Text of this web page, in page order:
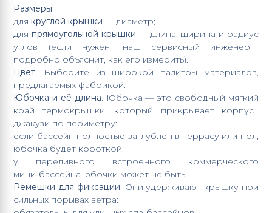
Размеры:
для круглой крышки — диаметр;
для прямоугольной крышки — длина, ширина и радиус
углов (если нужен, наш сервисный инженер
подробно объяснит, как его измерить).
Цвет. Выберите из широкой палитры материалов,
предлагаемых фабрикой.
Юбочка и её длина. Юбочка — это свободный мягкий
край термокрышки, который прикрываеткорпус
джакузи по периметру:
если бассейн полностью заглублён в террасуили пол,
юбочка будет короткой;
у переливного встроенного коммерческого
мини‑бассейна юбочки может не быть.
Ремешки для фиксации. Они удерживают крышкупри
сильных порывах ветра: